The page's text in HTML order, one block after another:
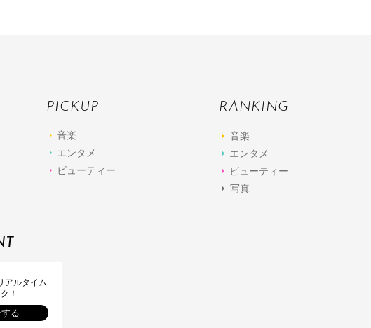
PICKUP
音楽
エンタメ
ビューティー
RANKING
音楽
エンタメ
ビューティー
写真
アルタイム
！
る